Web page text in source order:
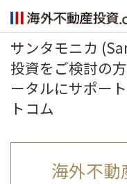
サンタモニカ
投資をご検討の
ータルにサポー
トコム
海外不動